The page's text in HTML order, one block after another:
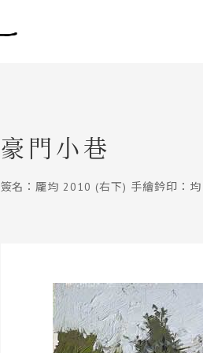
豪門小巷
簽名：龎均 2010 (右下) 手繪鈐印：